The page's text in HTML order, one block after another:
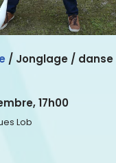
/ Jonglage / danse
17h00
Lob